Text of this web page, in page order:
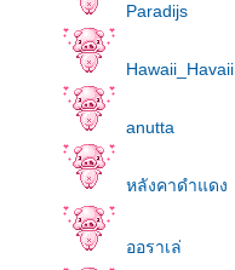
Paradijs
Hawaii_Havaii
anutta
หลังคาดำแดง
ออราเล่